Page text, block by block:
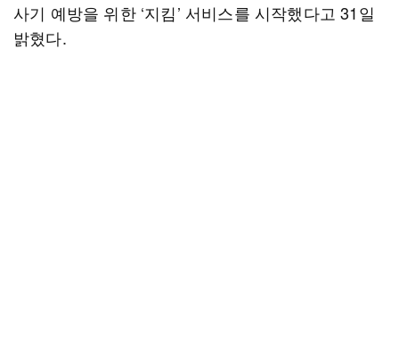
사기 예방을 위한 ‘지킴’ 서비스를 시작했다고 31일
밝혔다.